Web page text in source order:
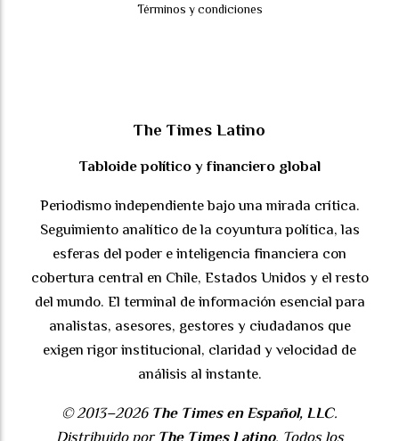
Términos y condiciones
The Times Latino
Tabloide político y financiero global
Periodismo independiente bajo una mirada crítica.
Seguimiento analítico de la coyuntura política, las
esferas del poder e inteligencia financiera con
cobertura central en Chile, Estados Unidos y el resto
del mundo. El terminal de información esencial para
analistas, asesores, gestores y ciudadanos que
exigen rigor institucional, claridad y velocidad de
análisis al instante.
© 2013–2026 The Times en Español, LLC.
Distribuido por The Times Latino. Todos los